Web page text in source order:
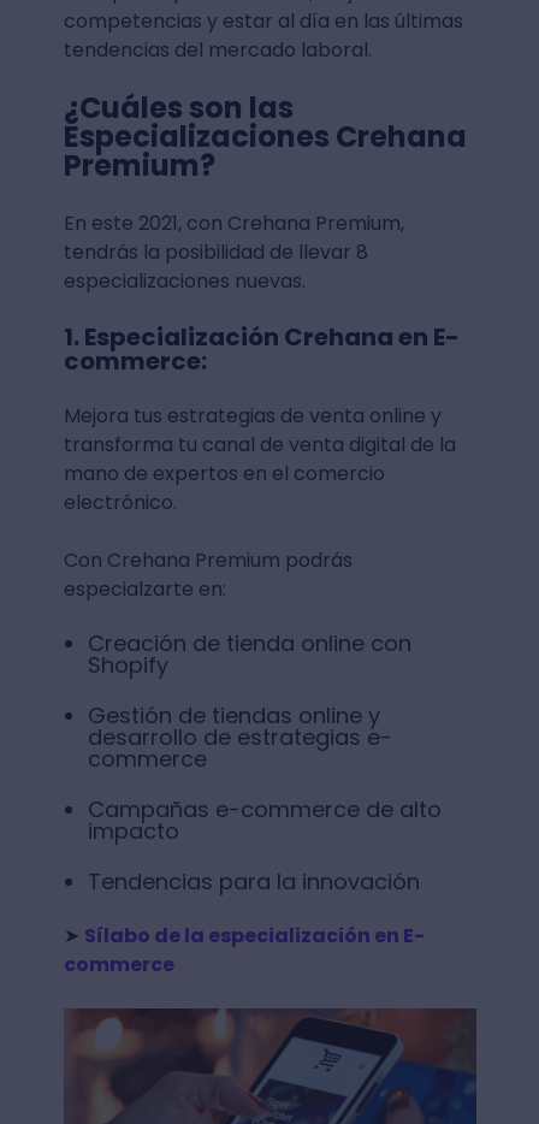
competencias y estar al día en las últimas
tendencias del mercado laboral.
¿Cuáles son las
Especializaciones Crehana
Premium?
En este 2021, con Crehana Premium,
tendrás la posibilidad de llevar 8
especializaciones nuevas.
1. Especialización Crehana en E-
commerce:
Mejora tus estrategias de venta online y
transforma tu canal de venta digital de la
mano de expertos en el comercio
electrónico.
Con Crehana Premium podrás
especialzarte en:
Creación de tienda online con
Shopify
Gestión de tiendas online y
desarrollo de estrategias e-
commerce
Campañas e-commerce de alto
impacto
Tendencias para la innovación
➤ Sílabo de la especialización en E-
commerce